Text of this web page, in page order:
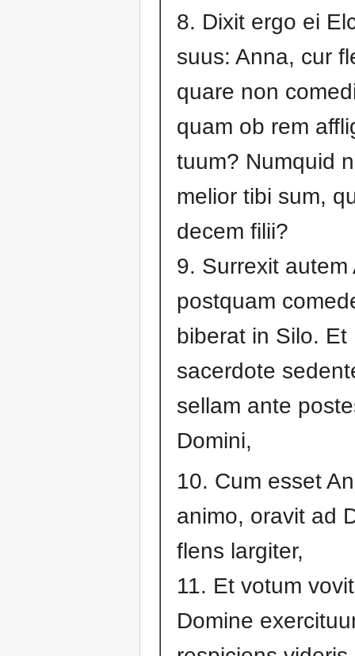
8. Dixit ergo ei
suus: Anna, cur
quare non
quam ob rem
tuum? Numquid
melior tibi sum,
decem filii?
9. Surrexit autem
postquam
biberat in Silo. Et
sacerdote
sellam ante
Domini,
10. Cum esset
animo, oravit ad
flens largiter,
11. Et votum
Domine